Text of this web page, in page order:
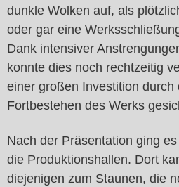
dunkle Wolken auf, als
oder gar eine
Dank intensiver
konnte dies noch rechtzeitig
einer großen Investition
Fortbestehen des Werks
Nach der Präsentation ging
die Produktionshallen. Dort
diejenigen zum Staunen, die